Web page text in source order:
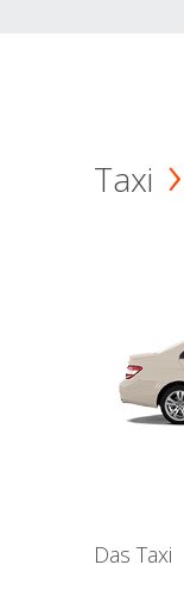
Taxi
Das Taxi